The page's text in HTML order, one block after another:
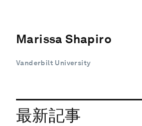
Marissa Shapiro
Vanderbilt University
最新記事